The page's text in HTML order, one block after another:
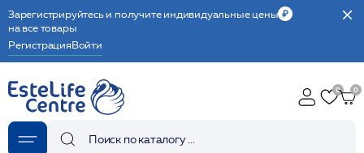
Зарегистрируйтесь и получите индивидуальные цены
на все товары
РегистрацияВойти